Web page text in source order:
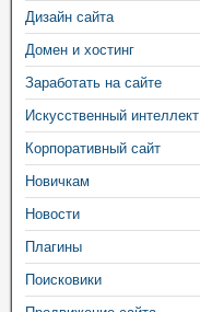
Дизайн сайта
Домен и хостинг
Заработать на сайте
Искусственный интеллект
Корпоративный сайт
Новичкам
Новости
Плагины
Поисковики